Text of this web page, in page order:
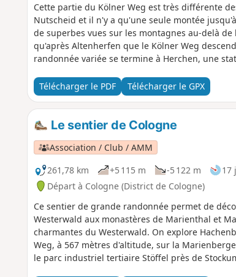
Cette partie du Kölner Weg est très différente
Nutscheid et il n'y a qu'une seule montée
de superbes vues sur les montagnes au-delà
qu'après Altenherfen que le Kölner Weg
randonnée variée se termine à Herchen, une
Télécharger le PDF
Télécharger le GPX
Le sentier de Cologne
Association / Club / AMM
261,78 km
+5 115 m -5 122 m 17
Départ à Cologne (District de Cologne)
Ce sentier de grande randonnée permet de
Westerwald aux monastères de Marienthal et
charmantes du Westerwald. On explore
Weg, à 567 mètres d'altitude, sur la
le parc industriel tertiaire Stöffel près de